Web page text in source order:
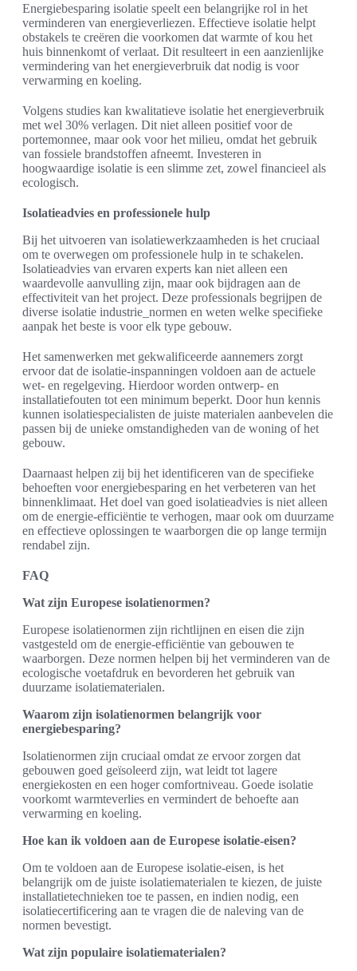
Energiebesparing isolatie speelt een belangrijke rol in het
verminderen van energieverliezen. Effectieve isolatie helpt
obstakels te creëren die voorkomen dat warmte of kou het
huis binnenkomt of verlaat. Dit resulteert in een aanzienlijke
vermindering van het energieverbruik dat nodig is voor
verwarming en koeling.
Volgens studies kan kwalitatieve isolatie het energieverbruik
met wel 30% verlagen. Dit niet alleen positief voor de
portemonnee, maar ook voor het milieu, omdat het gebruik
van fossiele brandstoffen afneemt. Investeren in
hoogwaardige isolatie is een slimme zet, zowel financieel als
ecologisch.
Isolatieadvies en professionele hulp
Bij het uitvoeren van isolatiewerkzaamheden is het cruciaal
om te overwegen om professionele hulp in te schakelen.
Isolatieadvies van ervaren experts kan niet alleen een
waardevolle aanvulling zijn, maar ook bijdragen aan de
effectiviteit van het project. Deze professionals begrijpen de
diverse isolatie industrie_normen en weten welke specifieke
aanpak het beste is voor elk type gebouw.
Het samenwerken met gekwalificeerde aannemers zorgt
ervoor dat de isolatie-inspanningen voldoen aan de actuele
wet- en regelgeving. Hierdoor worden ontwerp- en
installatiefouten tot een minimum beperkt. Door hun kennis
kunnen isolatiespecialisten de juiste materialen aanbevelen die
passen bij de unieke omstandigheden van de woning of het
gebouw.
Daarnaast helpen zij bij het identificeren van de specifieke
behoeften voor energiebesparing en het verbeteren van het
binnenklimaat. Het doel van goed isolatieadvies is niet alleen
om de energie-efficiëntie te verhogen, maar ook om duurzame
en effectieve oplossingen te waarborgen die op lange termijn
rendabel zijn.
FAQ
Wat zijn Europese isolatienormen?
Europese isolatienormen zijn richtlijnen en eisen die zijn
vastgesteld om de energie-efficiëntie van gebouwen te
waarborgen. Deze normen helpen bij het verminderen van de
ecologische voetafdruk en bevorderen het gebruik van
duurzame isolatiematerialen.
Waarom zijn isolatienormen belangrijk voor
energiebesparing?
Isolatienormen zijn cruciaal omdat ze ervoor zorgen dat
gebouwen goed geïsoleerd zijn, wat leidt tot lagere
energiekosten en een hoger comfortniveau. Goede isolatie
voorkomt warmteverlies en vermindert de behoefte aan
verwarming en koeling.
Hoe kan ik voldoen aan de Europese isolatie-eisen?
Om te voldoen aan de Europese isolatie-eisen, is het
belangrijk om de juiste isolatiematerialen te kiezen, de juiste
installatietechnieken toe te passen, en indien nodig, een
isolatiecertificering aan te vragen die de naleving van de
normen bevestigt.
Wat zijn populaire isolatiematerialen?